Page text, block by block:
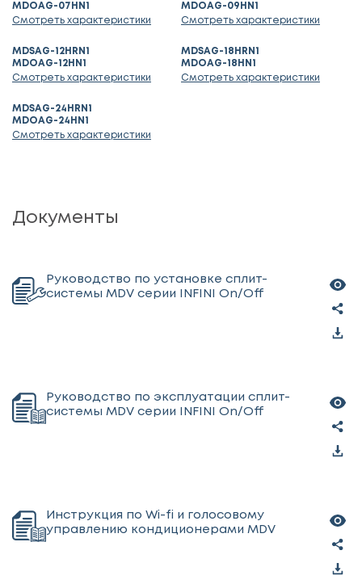
MDOAG-07HN1
Смотреть характеристики
MDOAG-09HN1
Смотреть характеристики
MDSAG-12HRN1
MDOAG-12HN1
Смотреть характеристики
MDSAG-18HRN1
MDOAG-18HN1
Смотреть характеристики
MDSAG-24HRN1
MDOAG-24HN1
Смотреть характеристики
Документы
Руководство по установке сплит-
системы MDV серии INFINI On/Off
Руководство по эксплуатации сплит-
системы MDV серии INFINI On/Off
Инструкция по Wi-fi и голосовому
управлению кондиционерами MDV